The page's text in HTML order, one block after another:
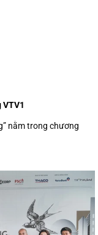
VTV1
nằm trong chương